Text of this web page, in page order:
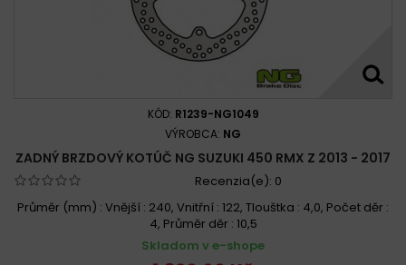
KÓD: R1239-NG1049
VÝROBCA: NG
ZADNÝ BRZDOVÝ KOTÚČ NG SUZUKI 450 RMX Z 2013 - 2017
Recenzia(e): 0
Průměr (mm) : Vnější : 240, Vnitřní : 122, Tlouštka : 4,0, Počet děr :
4, Průměr děr : 10,5
Skladom v e-shope